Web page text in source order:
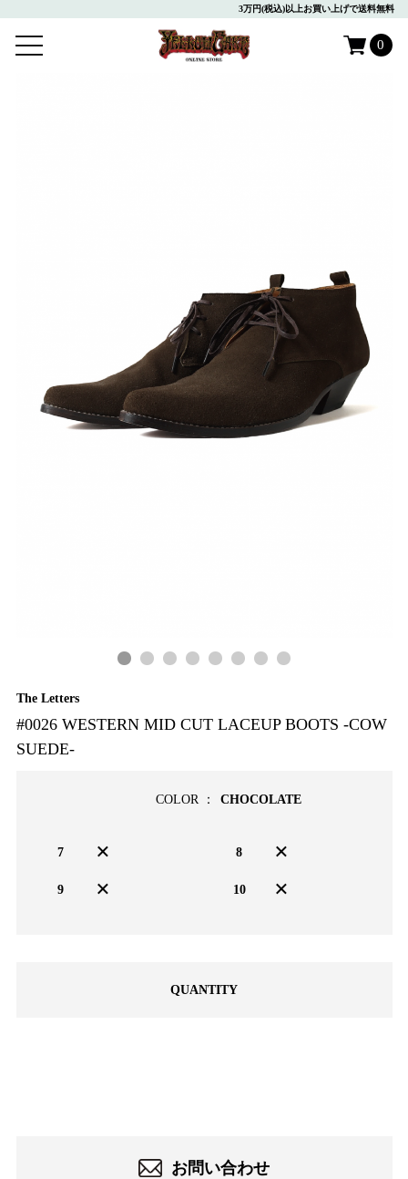
3万円(税込)以上お買い上げで送料無料
0
The Letters
#0026 WESTERN MID CUT LACEUP BOOTS -COW
SUEDE-
COLOR ： CHOCOLATE
7 × 8 ×
9 × 10 ×
QUANTITY
-
お問い合わせ